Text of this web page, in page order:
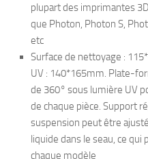
plupart des imprimantes
que Photon, Photon S,
etc
Surface de nettoyage :
UV : 140*165mm. Plate-
de 360° sous lumière UV
de chaque pièce. Support
suspension peut être
liquide dans le seau, ce
chaque modèle